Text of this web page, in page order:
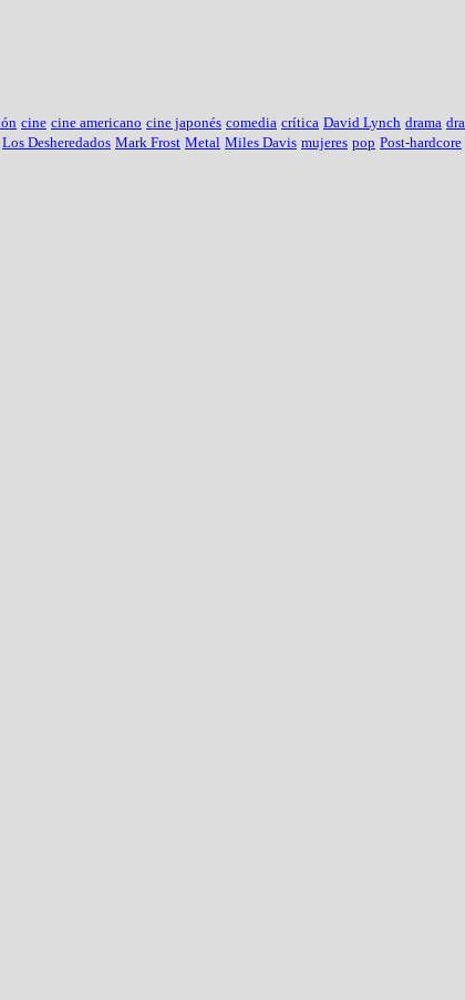
cine cine americano cine japonés comedia crítica David Lynch drama
Los Desheredados Mark Frost Metal Miles Davis mujeres pop Post-hardcore